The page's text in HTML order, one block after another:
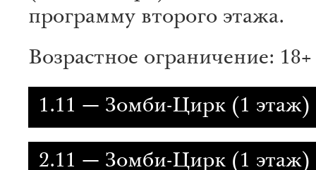
программу второго этажа.
Возрастное ограничение: 18+
1.11 — Зомби-Цирк (1 этаж)
2.11 — Зомби-Цирк (1 этаж)